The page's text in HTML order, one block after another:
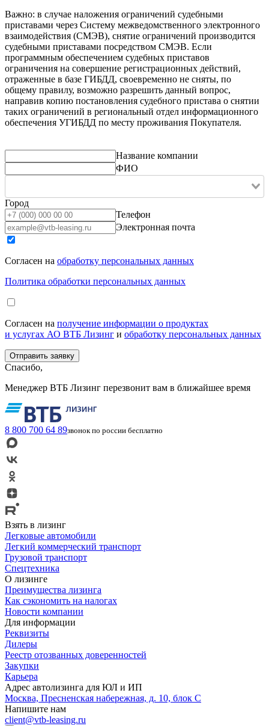
Важно: в случае наложения ограничений судебными
приставами через Систему межведомственного электронного
взаимодействия (СМЭВ), снятие ограничений производится
судебными приставами посредством СМЭВ. Если
программным обеспечением судебных приставов
ограничения на совершение регистрационных действий,
отраженные в базе ГИБДД, своевременно не сняты, по
общему правилу, возможно разрешить данный вопрос,
направив копию постановления судебного пристава о снятии
таких ограничений в региональный отдел информационного
обеспечения УГИБДД по месту проживания Покупателя.
Название компании
ФИО
Город
Телефон
Электронная почта
Согласен на обработку персональных данных
Политика обработки персональных данных
Согласен на получение информации о продуктах
и услугах АО ВТБ Лизинг и обработку персональных данных
Спасибо,
Менеджер ВТБ Лизинг перезвонит вам в ближайшее время
8 800 700 64 89звонок по россии бесплатно
Взять в лизинг
Легковые автомобили
Легкий коммерческий транспорт
Грузовой транспорт
Спецтехника
О лизинге
Преимущества лизинга
Как сэкономить на налогах
Новости компании
Для информации
Реквизиты
Дилеры
Реестр отозванных доверенностей
Закупки
Карьера
Адрес автолизинга для ЮЛ и ИП
Москва, Пресненская набережная, д. 10, блок С
Напишите нам
client@vtb-leasing.ru